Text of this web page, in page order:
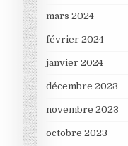
mars 2024
février 2024
janvier 2024
décembre 2023
novembre 2023
octobre 2023